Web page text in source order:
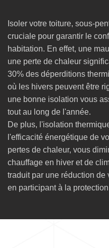
Isoler votre toiture, sous-
cruciale pour garantir le
habitation. En effet, une
une perte de chaleur
30% des déperditions
où les hivers peuvent être
une bonne isolation vous
tout au long de l'année.
De plus, l'isolation
l'efficacité énergétique de
pertes de chaleur, vous
chauffage en hiver et de
traduit par une réduction de
en participant à la